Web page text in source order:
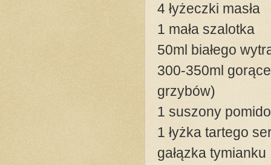
4 łyżeczki masła
1 mała szalotka
50ml białego
300-350ml
grzybów)
1 suszony
1 łyżka tartego
gałązka tymianku